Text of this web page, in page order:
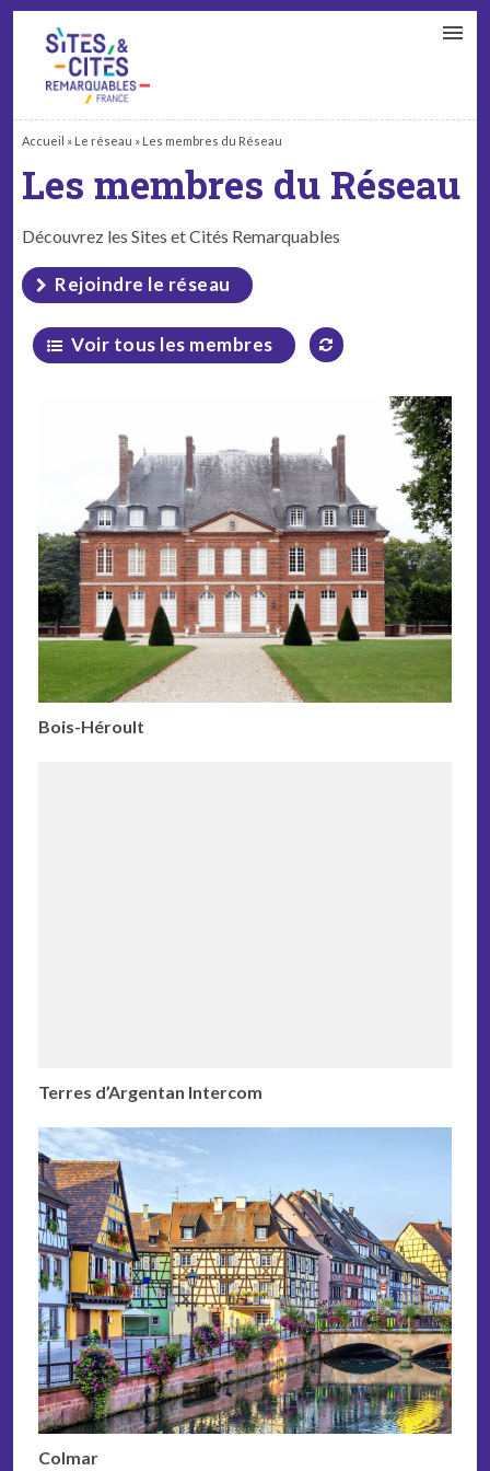
Accueil » Le réseau » Les membres du Réseau
Les membres du Réseau
Découvrez les Sites et Cités Remarquables
Rejoindre le réseau
Voir tous les membres
Bois-Héroult
Terres d’Argentan Intercom
Colmar